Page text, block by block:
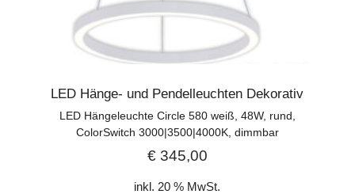
LED Hänge- und Pendelleuchten Dekorativ
LED Hängeleuchte Circle 580 weiß, 48W, rund,
ColorSwitch 3000|3500|4000K, dimmbar
€345,00
inkl. 20 % MwSt.